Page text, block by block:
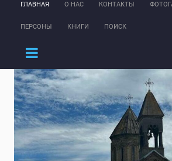
ГЛАВНАЯ О НАС КОНТАКТЫ
ПЕРСОНЫ КНИГИ ПОИСК